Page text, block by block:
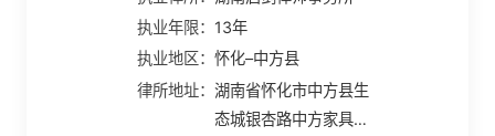
执业年限： 13年
执业地区：怀化–中方县
律所地址：湖南省怀化市中方县生
态城银杏路中方家具建